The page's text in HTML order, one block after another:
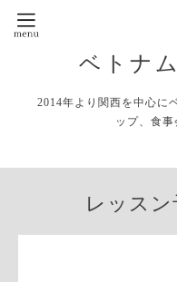
ベトナ
2014年より関西を中心に
ップ、食事
レッス